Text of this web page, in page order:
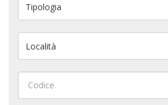
Tipologia
Località